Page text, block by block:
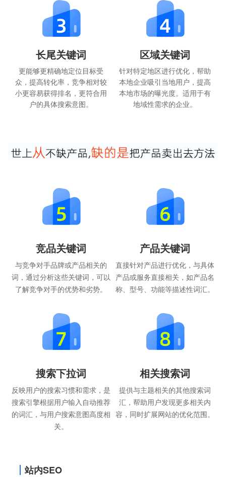
长尾关键词
更能够更精确地定位目标受
众，提高转化率，竞争相对较
小更容易获得排名，更符合用
户的具体搜索意图。
区域关键词
针对特定地区进行优化，帮助
本地企业吸引当地用户，提高
本地市场的曝光度。适用于有
地域性需求的企业。
竞品关键词
与竞争对手品牌或产品相关的
词，通过分析这些关键词，可以
了解竞争对手的优势和劣势。
产品关键词
直接针对产品进行优化，与具体
产品或服务直接相关，如产品名
称、型号、功能等描述性词汇。
搜索下拉词
反映用户的搜索习惯和需求，是
搜索引擎根据用户输入自动推荐
的词汇，与用户搜索意图高度相
关。
相关搜索词
提供与主题相关的其他搜索词
汇，帮助用户发现更多相关内
容，同时扩展网站的优化范围。
站内SEO